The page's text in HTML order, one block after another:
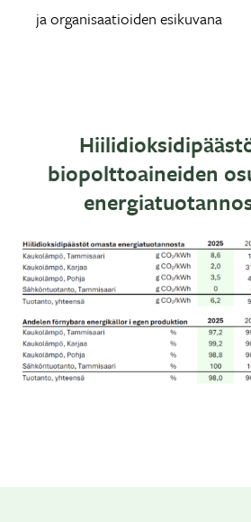
ja organisaatioiden esikuvana
biopolttoaineiden